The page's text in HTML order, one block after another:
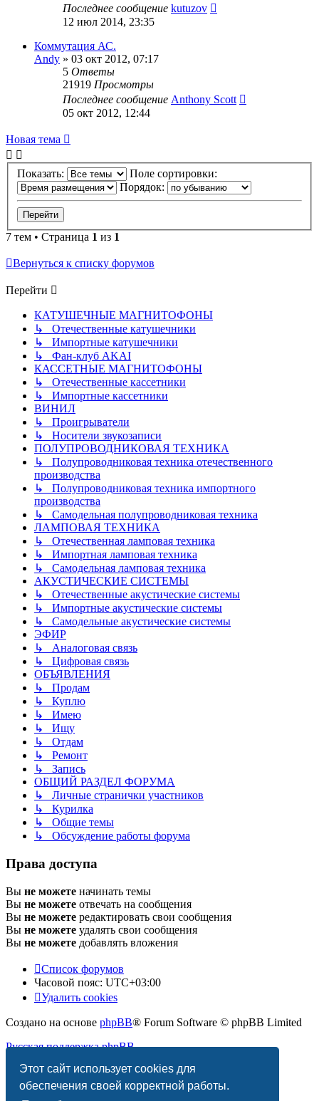
Этот сайт использует cookies для
обеспечения своей корректной работы.
Последнее сообщение kutuzov
12 июл 2014, 23:35
Коммутация АС.
Andy » 03 окт 2012, 07:17
5 Ответы
21919 Просмотры
Последнее сообщение Anthony Scott
05 окт 2012, 12:44
Новая тема
Показать:
Поле сортировки:
Порядок:
7 тем • Страница 1 из 1
Вернуться к списку форумов
Перейти
КАТУШЕЧНЫЕ МАГНИТОФОНЫ
↳ Отечественные катушечники
↳ Импортные катушечники
↳ Фан-клуб AKAI
КАССЕТНЫЕ МАГНИТОФОНЫ
↳ Отечественные кассетники
↳ Импортные кассетники
ВИНИЛ
↳ Проигрыватели
↳ Носители звукозаписи
ПОЛУПРОВОДНИКОВАЯ ТЕХНИКА
↳ Полупроводниковая техника отечественного
производства
↳ Полупроводниковая техника импортного
производства
↳ Самодельная полупроводниковая техника
ЛАМПОВАЯ ТЕХНИКА
↳ Отечественная ламповая техника
↳ Импортная ламповая техника
↳ Самодельная ламповая техника
АКУСТИЧЕСКИЕ СИСТЕМЫ
↳ Отечественные акустические системы
↳ Импортные акустические системы
↳ Самодельные акустические системы
ЭФИР
↳ Аналоговая связь
↳ Цифровая связь
ОБЪЯВЛЕНИЯ
↳ Продам
↳ Куплю
↳ Имею
↳ Ищу
↳ Отдам
↳ Ремонт
↳ Запись
ОБЩИЙ РАЗДЕЛ ФОРУМА
↳ Личные странички участников
↳ Курилка
↳ Общие темы
↳ Обсуждение работы форума
Права доступа
Вы не можете начинать темы
Вы не можете отвечать на сообщения
Вы не можете редактировать свои сообщения
Вы не можете удалять свои сообщения
Вы не можете добавлять вложения
Список форумов
Часовой пояс: UTC+03:00
Удалить cookies
Создано на основе phpBB® Forum Software © phpBB Limited
Русская поддержка phpBB
Конфиденциальность |Правила